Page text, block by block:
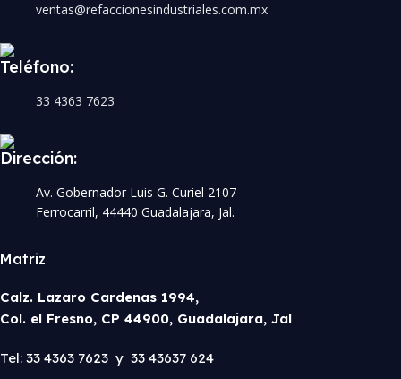
ventas@refaccionesindustriales.com.mx
Teléfono:
33 4363 7623
Dirección:
Av. Gobernador Luis G. Curiel 2107
Ferrocarril, 44440 Guadalajara, Jal.
Matriz
Calz. Lazaro Cardenas 1994,
Col. el Fresno, CP 44900, Guadalajara, Jal
Tel: 33 4363 7623 y 33 43637 624